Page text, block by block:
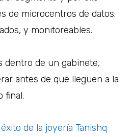
de microcentros de datos:
y monitoreables.
dentro de un gabinete,
antes de que lleguen a la
final.
de la joyería Tanishq